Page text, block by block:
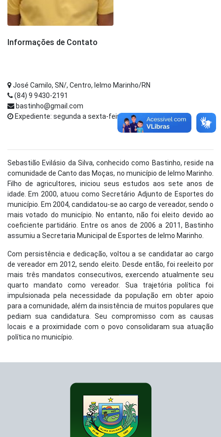
Informações de Contato
José Camilo, SN/, Centro, Ielmo Marinho/RN
(84) 9 9430-2191
bastinho@gmail.com
Expediente: segunda a sexta-feira de 8h as 14h
Sebastião Evilásio da Silva, conhecido como Bastinho, reside na
comunidade de Canto das Moças, no município de Ielmo Marinho.
Filho de agricultores, iniciou seus estudos aos sete anos de
idade. Em 2000, atuou como Secretário Adjunto de Esportes do
município. Em 2004, candidatou-se ao cargo de vereador, sendo o
mais votado do município. No entanto, não foi eleito devido ao
coeficiente partidário. Entre os anos de 2006 a 2011, Bastinho
assumiu a Secretaria Municipal de Esportes de Ielmo Marinho.
Com persistência e dedicação, voltou a se candidatar ao cargo
de vereador em 2012, sendo eleito. Desde então, foi reeleito por
mais três mandatos consecutivos, exercendo atualmente seu
quarto mandato como vereador. Sua trajetória política foi
impulsionada pela necessidade da população em obter apoio
para a comunidade, além da insistência de muitos populares que
pediam sua candidatura. Seu compromisso com as causas
locais e a proximidade com o povo consolidaram sua atuação
política no município.